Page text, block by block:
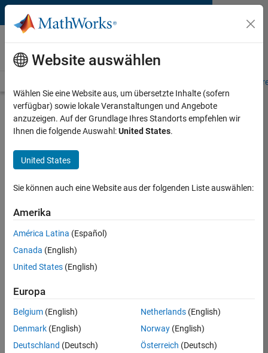
Weiter zum Inhalt
MATLAB and Simulink
Requirements
Product Requirements &
Platform Availability for
Polyspace as You Code
Product Requirements
Eligible for Use with MATLAB Compiler and
No
Eligible for Use with Parallel Computing
Toolbox and MATLAB Parallel Server
Website auswählen
Wählen Sie eine Website aus, um übersetzte Inhalte (sofern
verfügbar) sowie lokale Veranstaltungen und Angebote
anzuzeigen. Auf der Grundlage Ihres Standorts empfehlen wir
Ihnen die folgende Auswahl:United States.
United States
Sie können auch eine Website aus der folgenden Liste auswählen:
Amerika
América Latina (Español)
Canada (English)
United States (English)
Europa
Belgium (English)
Denmark (English)
Deutschland (Deutsch)
Netherlands(English)
Norway(English)
Österreich (Deutsch)